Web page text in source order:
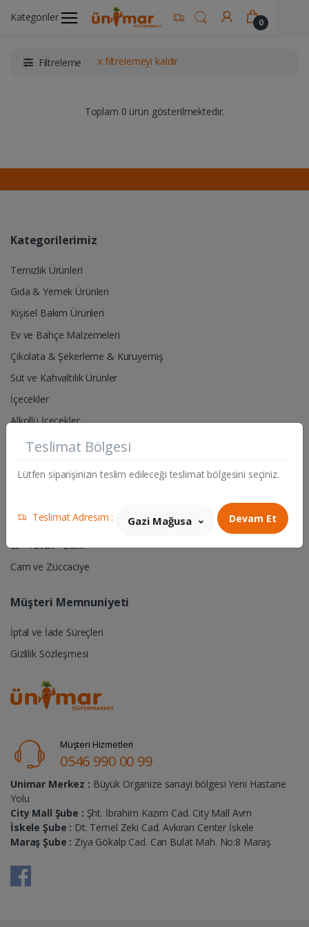
Kategoriler 0
Ünimar Anasayfa İçecekler Kahve Ürünleri
Filtreleme x filtrelemeyi kaldır
Toplam 0 ürün gösterilmektedir.
Kategorilerimiz
Temizlik Ürünleri
Gıda & Yemek Ürünleri
Kişisel Bakım Ürünleri
Ev ve Bahçe Malzemeleri
Çikolata & Şekerleme & Kuruyemiş
Süt ve Kahvaltılık Ürünler
İçecekler
Alkollü İçecekler
Pet Shop- Hayvan Yem & Aksesuarları
Hırdavat & Elektrik Malzemeleri
Manav
Et - Tavuk - Balık
Cam ve Züccaciye
Müşteri Memnuniyeti
İptal ve İade Süreçleri
Gizlilik Sözleşmesi
Müşteri Hizmetleri
0546 990 00 99
Unimar Merkez : Büyük Organize sanayi bölgesi Yeni Hastane
Yolu
City Mall Şube : Şht. İbrahim Kazım Cad. City Mall Avm
İskele Şube : Dt. Temel Zeki Cad. Avkıran Center İskele
Maraş Şube : Ziya Gökalp Cad. Can Bulat Mah. No:8 Maraş
Teslimat Bölgesi
Lütfen siparişinizin teslim edileceği teslimat bölgesini seçiniz.
Teslimat Adresim : Gazi Mağusa Devam Et